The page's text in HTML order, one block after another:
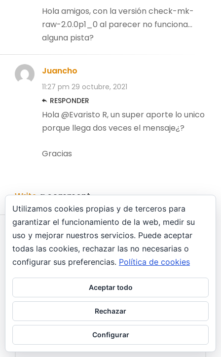
Hola amigos, con la versión check-mk-
raw-2.0.0p1_0 al parecer no funciona…
alguna pista?
Juancho
11:27 pm 29 octubre, 2021
RESPONDER
Hola @Evaristo R, un super aporte lo unico
porque llega dos veces el mensaje¿?
Gracias
Writea comment
Utilizamos cookies propias y de terceros para
garantizar el funcionamiento de la web, medir su
uso y mejorar nuestros servicios. Puede aceptar
todas las cookies, rechazar las no necesarias o
configurar sus preferencias. Política de cookies
Aceptar todo
Rechazar
Configurar